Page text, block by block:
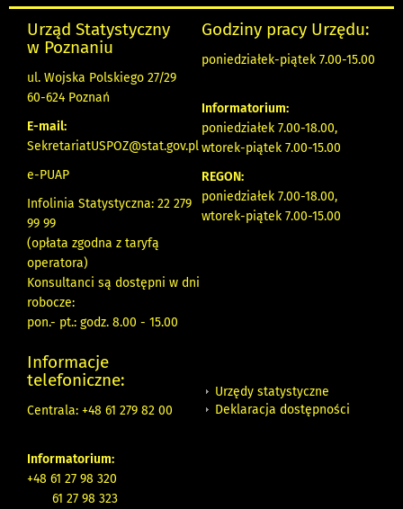
Urząd Statystyczny
w Poznaniu
ul. Wojska Polskiego 27/29
60-624 Poznań
E-mail:
SekretariatUSPOZ@stat.gov.pl
e-PUAP
Infolinia Statystyczna: 22 279
99 99
(opłata zgodna z taryfą
operatora)
Konsultanci są dostępni w dni
robocze:
pon.- pt.: godz. 8.00 - 15.00
Godziny pracy Urzędu:
poniedziałek-piątek 7.00-15.00
Informatorium:
poniedziałek 7.00-18.00,
wtorek-piątek 7.00-15.00
REGON:
poniedziałek 7.00-18.00,
wtorek-piątek 7.00-15.00
Informacje
telefoniczne:
Centrala: +48 61 279 82 00
Informatorium:
+48 61 27 98 320
61 27 98 323
Urzędy statystyczne
Deklaracja dostępności